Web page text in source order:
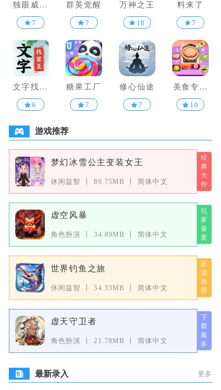
独眼威龙
17
7
群英觉醒
7
万神之王
10
料来了
7
文字找茬
王
6
糖果工厂
7
修心仙途
7
美食专属
烹饪达人
10
游戏推荐
梦幻冰雪公主变装女王
休闲益智 80.75MB 简体中文
虚空风暴
角色扮演 34.89MB 简体中文
世界钓鱼之旅
休闲益智 54.33MB 简体中文
虚天守卫者
角色扮演 21.78MB 简体中文
最新录入 更多